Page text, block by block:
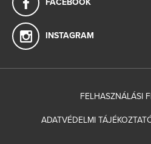
FACEBOOK
INSTAGRAM
FELHASZNÁLÁSI
ADATVÉDELMI